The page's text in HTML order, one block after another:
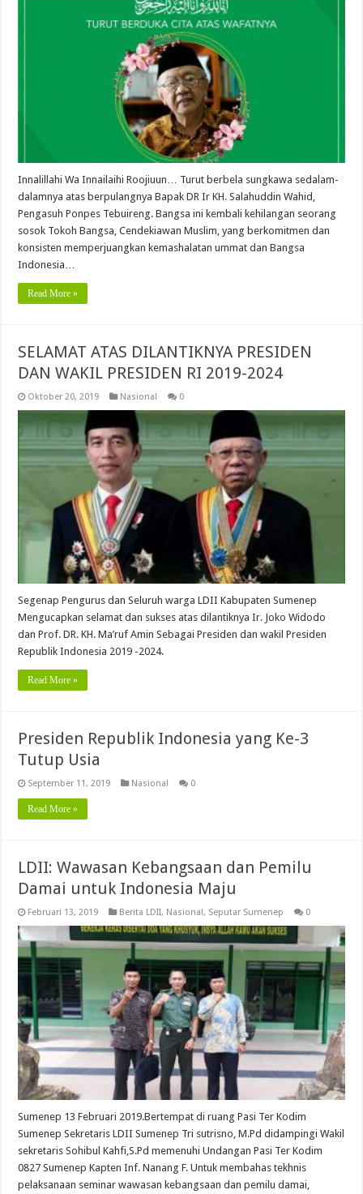
Innalillahi Wa Innailaihi Roojiuun… Turut berbela sungkawa sedalam-
dalamnya atas berpulangnya Bapak DR Ir KH. Salahuddin Wahid,
Pengasuh Ponpes Tebuireng. Bangsa ini kembali kehilangan seorang
sosok Tokoh Bangsa, Cendekiawan Muslim, yang berkomitmen dan
konsisten memperjuangkan kemashalatan ummat dan Bangsa
Indonesia…
Read More »
SELAMAT ATAS DILANTIKNYA PRESIDEN
DAN WAKIL PRESIDEN RI 2019-2024
Oktober 20, 2019 Nasional 0
Segenap Pengurus dan Seluruh warga LDII Kabupaten Sumenep
Mengucapkan selamat dan sukses atas dilantiknya Ir. Joko Widodo
dan Prof. DR. KH. Ma’ruf Amin Sebagai Presiden dan wakil Presiden
Republik Indonesia 2019 -2024.
Read More »
Presiden Republik Indonesia yang Ke-3
Tutup Usia
September 11, 2019 Nasional 0
Read More »
LDII: Wawasan Kebangsaan dan Pemilu
Damai untuk Indonesia Maju
Februari 13, 2019 Berita LDII, Nasional, Seputar Sumenep 0
Sumenep 13 Februari 2019.Bertempat di ruang Pasi Ter Kodim
Sumenep Sekretaris LDII Sumenep Tri sutrisno, M.Pd didampingi Wakil
sekretaris Sohibul Kahfi,S.Pd memenuhi Undangan Pasi Ter Kodim
0827 Sumenep Kapten Inf. Nanang F. Untuk membahas tekhnis
pelaksanaan seminar wawasan kebangsaan dan pemilu damai,